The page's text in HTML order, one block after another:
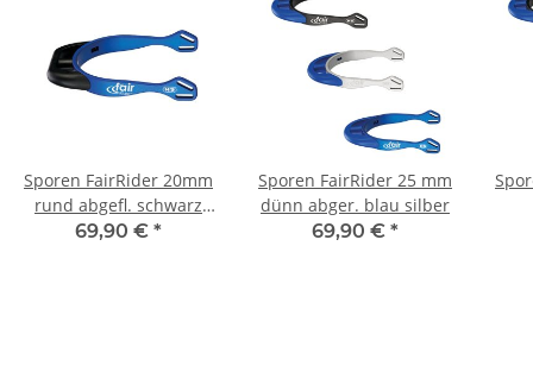
Sporen FairRider 20mm
rund abgefl. schwarz
blau
69,90 € *
Sporen FairRider 25 mm
dünn abger. blau silber
69,90 € *